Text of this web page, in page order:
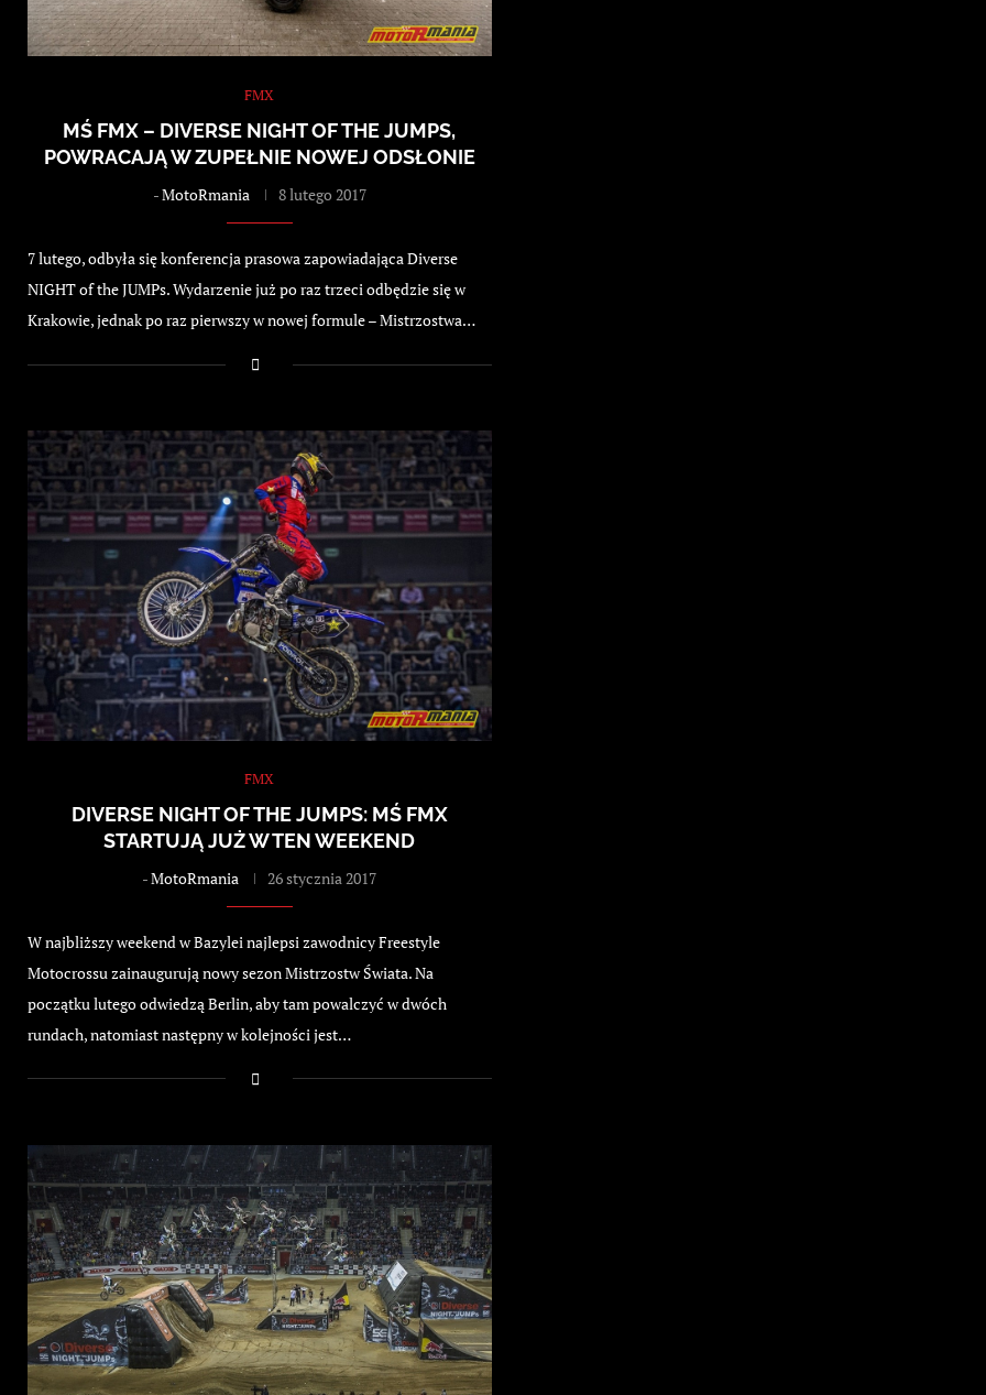
FMX
MŚ FMX – DIVERSE NIGHT OF THE JUMPS,
POWRACAJĄ W ZUPEŁNIE NOWEJ ODSŁONIE
-MotoRmania 8 lutego 2017
7 lutego, odbyła się konferencja prasowa zapowiadająca Diverse
NIGHT of the JUMPs. Wydarzenie już po raz trzeci odbędzie się w
Krakowie, jednak po raz pierwszy w nowej formule – Mistrzostwa…
FMX
DIVERSE NIGHT OF THE JUMPS: MŚ FMX
STARTUJĄ JUŻ W TEN WEEKEND
-MotoRmania 26 stycznia 2017
W najbliższy weekend w Bazylei najlepsi zawodnicy Freestyle
Motocrossu zainaugurują nowy sezon Mistrzostw Świata. Na
początku lutego odwiedzą Berlin, aby tam powalczyć w dwóch
rundach, natomiast następny w kolejności jest…